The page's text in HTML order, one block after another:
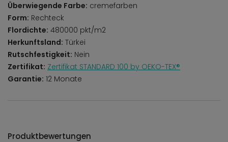
Überwiegende Farbe: cremefarben
Form: Rechteck
Flordichte: 480000 pkt/m2
Herkunftsland: Türkei
Rutschfestigkeit: Nein
Zertifikat: Zertifikat STANDARD 100 by OEKO-TEX®
Garantie: 12 Monate
Produktbewertungen